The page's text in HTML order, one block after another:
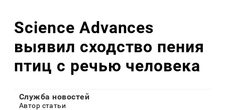
Science Advances
выявил сходство пения
птиц с речью человека
Служба новостей
Автор статьи